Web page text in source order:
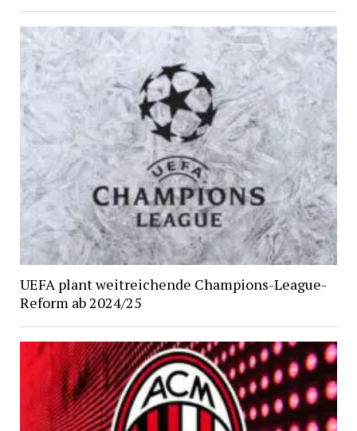
UEFA plant weitreichende Champions-League-
Reform ab 2024/25